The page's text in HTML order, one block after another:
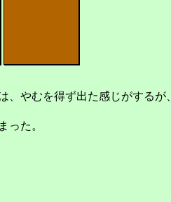
やむを得ず出た感じがするが
った。